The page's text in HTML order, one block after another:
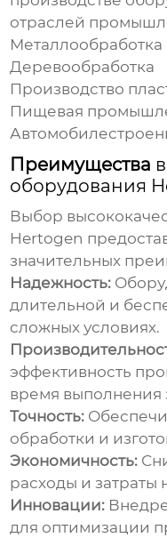
отраслей
Металлообработка
Деревообработка
Производство
Пищевая
Преимущества
оборудования
Выбор
Hertogen
значительных
Надежность:
длительной и
сложных условиях.
эффективность
время выполнения
Точность:
обработки и
Экономичность:
расходы и затраты
Инновации:
для оптимизации